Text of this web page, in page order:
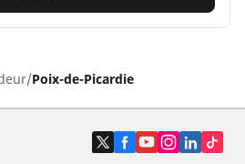
Poix-de-Picardie